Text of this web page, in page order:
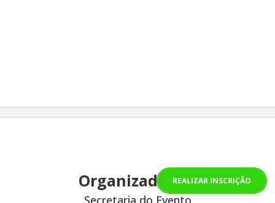
REALIZAR INSCRIÇÃO
Organizado por
Secretaria do Evento